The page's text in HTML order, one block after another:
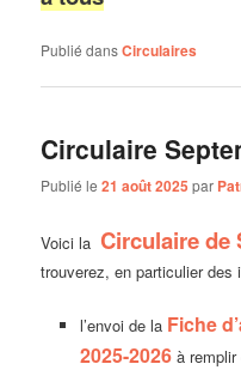
Publié dansCirculaires
Circulaire
Publié le21 août 2025 par
Voici la Circulaire de
trouverez, en particulier des
l’envoi de la Fiche
2025-2026à remplir